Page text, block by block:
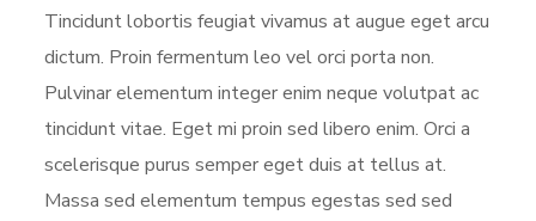
Tincidunt lobortis feugiat vivamus at augue eget arcu
dictum. Proin fermentum leo vel orci porta non.
Pulvinar elementum integer enim neque volutpat ac
tincidunt vitae. Eget mi proin sed libero enim. Orci a
scelerisque purus semper eget duis at tellus at.
Massa sed elementum tempus egestas sed sed